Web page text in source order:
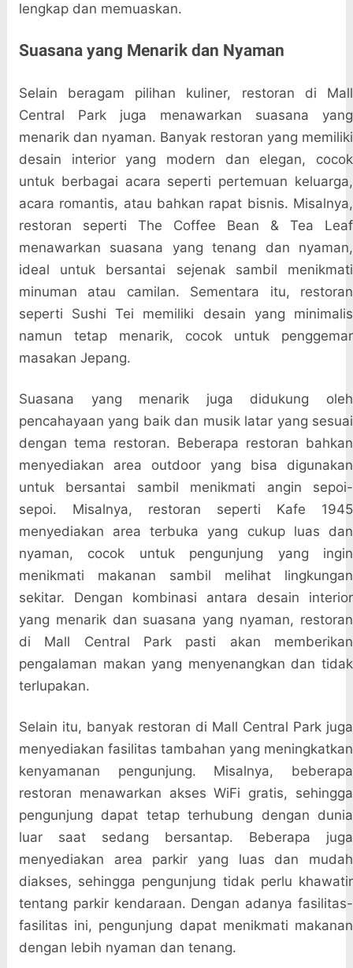
lengkap dan memuaskan.
Suasana yang Menarik dan Nyaman
Selain beragam pilihan kuliner, restoran di Mall
Central Park juga menawarkan suasana yang
menarik dan nyaman. Banyak restoran yang memiliki
desain interior yang modern dan elegan, cocok
untuk berbagai acara seperti pertemuan keluarga,
acara romantis, atau bahkan rapat bisnis. Misalnya,
restoran seperti The Coffee Bean & Tea Leaf
menawarkan suasana yang tenang dan nyaman,
ideal untuk bersantai sejenak sambil menikmati
minuman atau camilan. Sementara itu, restoran
seperti Sushi Tei memiliki desain yang minimalis
namun tetap menarik, cocok untuk penggemar
masakan Jepang.
Suasana yang menarik juga didukung oleh
pencahayaan yang baik dan musik latar yang sesuai
dengan tema restoran. Beberapa restoran bahkan
menyediakan area outdoor yang bisa digunakan
untuk bersantai sambil menikmati angin sepoi-
sepoi. Misalnya, restoran seperti Kafe 1945
menyediakan area terbuka yang cukup luas dan
nyaman, cocok untuk pengunjung yang ingin
menikmati makanan sambil melihat lingkungan
sekitar. Dengan kombinasi antara desain interior
yang menarik dan suasana yang nyaman, restoran
di Mall Central Park pasti akan memberikan
pengalaman makan yang menyenangkan dan tidak
terlupakan.
Selain itu, banyak restoran di Mall Central Park juga
menyediakan fasilitas tambahan yang meningkatkan
kenyamanan pengunjung. Misalnya, beberapa
restoran menawarkan akses WiFi gratis, sehingga
pengunjung dapat tetap terhubung dengan dunia
luar saat sedang bersantap. Beberapa juga
menyediakan area parkir yang luas dan mudah
diakses, sehingga pengunjung tidak perlu khawatir
tentang parkir kendaraan. Dengan adanya fasilitas-
fasilitas ini, pengunjung dapat menikmati makanan
dengan lebih nyaman dan tenang.